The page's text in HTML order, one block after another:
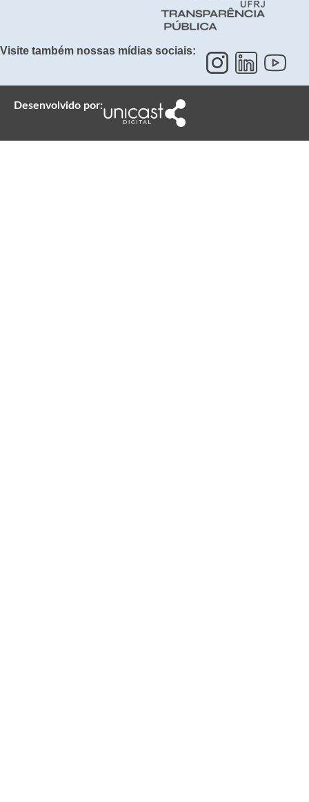
Visite também nossas mídias sociais:
Desenvolvido por: